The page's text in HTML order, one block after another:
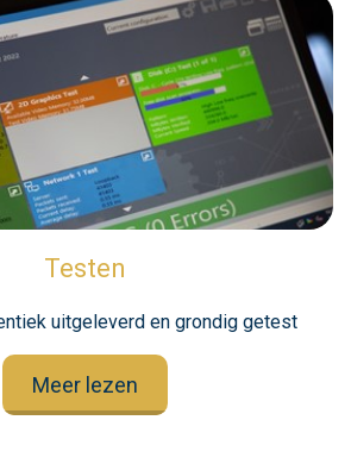
Testen
uitgeleverd en grondig getest
Meer lezen